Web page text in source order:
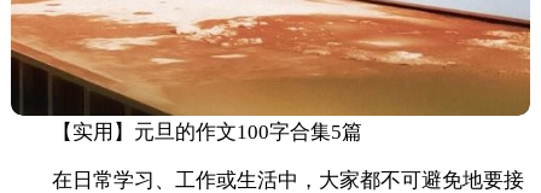
【实用】元旦的作文100字合集5篇
在日常学习、工作或生活中，大家都不可避免地要接